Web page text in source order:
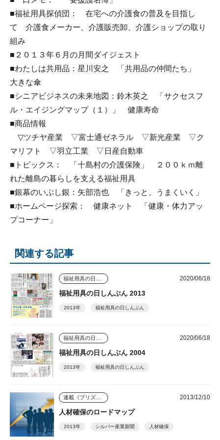
■福祉用具探偵団： 在宅への介護食の普及を目指し
て 介護食メーカー、介護販売卸、介護ショップの取り
組み
■２０１３年６月の月間ダイジェスト
■わたしは共用品：星川安之 「共用品の仲間たち」
大きな傘
■シニアビジネスの未来地図：鈴木英之 「サクセスフ
ル・エイジングマップ（１）」 健康寿命
■商品情報
▽ツチヤ産業 ▽富士通ゼネラル ▽新光産業 ▽ク
マリフト ▽羽立工業 ▽日産自動車
■トピックス： 「十島村の介護保険」 ２００ｋｍ離
れた離島の暮らしを支える福祉用具
■銀幕のいぶし銀：矢部浩也 「きっと、うまくいく」
■ホームページ探索： 健康ネット 「健康・体力アッ
プコーナー」
関連する記事
2020/06/18
福祉用具の日しんぶん 2013
2013年 福祉用具の日しんぶん
2020/06/18
福祉用具の日しんぶん 2004
2013年 福祉用具の日しんぶん
2013/12/10
人材確保のロードマップ
2013年 シルバー産業新聞 人材確保